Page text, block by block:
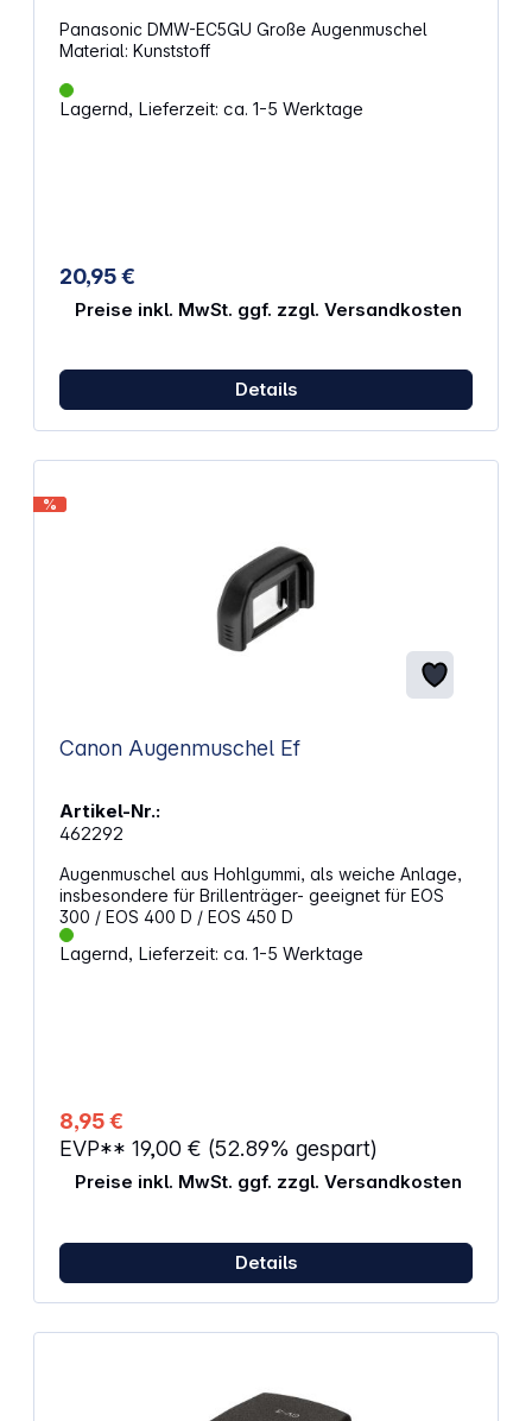
Panasonic DMW-EC5GU Große Augenmuschel
Material: Kunststoff
Lagernd, Lieferzeit: ca. 1-5 Werktage
20,95 €
Preise inkl. MwSt. ggf. zzgl. Versandkosten
Details
%
Canon Augenmuschel Ef
Artikel-Nr.:
462292
Augenmuschel aus Hohlgummi, als weiche Anlage,
insbesondere für Brillenträger- geeignet für EOS
300 / EOS 400 D / EOS 450 D
Lagernd, Lieferzeit: ca. 1-5 Werktage
8,95 €
EVP** 19,00 € (52.89% gespart)
Preise inkl. MwSt. ggf. zzgl. Versandkosten
Details